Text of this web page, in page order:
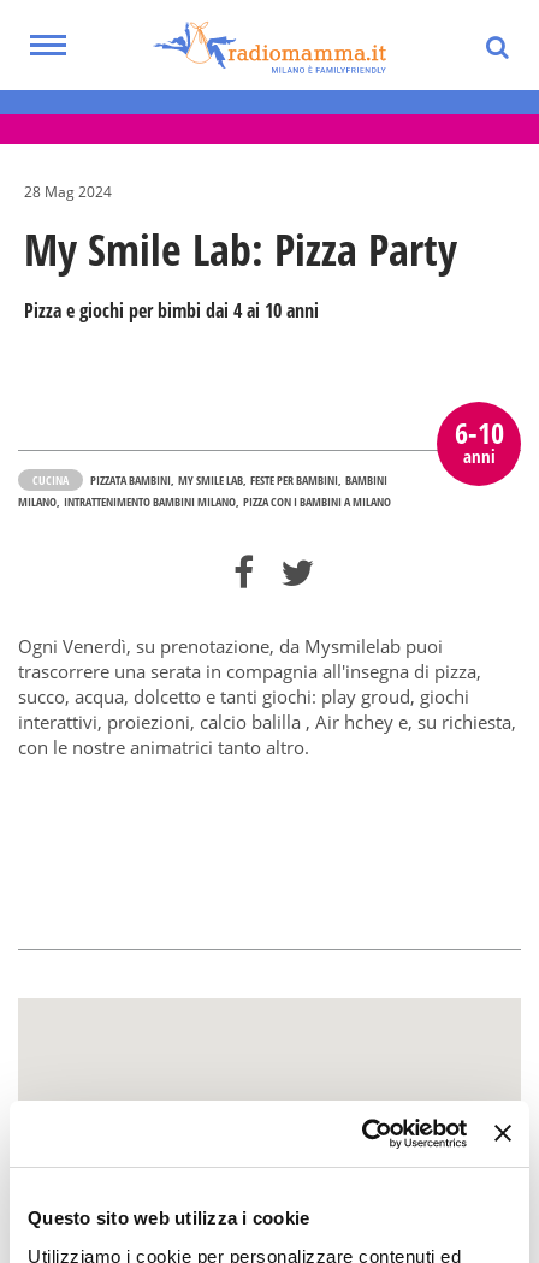
Questo sito web utilizza i cookie
Utilizziamo i cookie per personalizzare contenuti ed
main
Toggle
Eventi per bambini, ragazzi e adolescenti
nella Città Metropolitana di Milano
28 Mag 2024
My Smile Lab: Pizza Party
Pizza e giochi per bimbi dai 4 ai 10 anni
6-10
anni
CUCINA PIZZATA BAMBINI MY SMILE LAB FESTE PER BAMBINI BAMBINI
MILANO INTRATTENIMENTO BAMBINI MILANO PIZZA CON I BAMBINI A MILANO
Ogni Venerdì, su prenotazione, da Mysmilelab puoi
trascorrere una serata in compagnia all'insegna di pizza,
succo, acqua, dolcetto e tanti giochi: play groud, giochi
interattivi, proiezioni, calcio balilla , Air hchey e, su richiesta,
con le nostre animatrici tanto altro.